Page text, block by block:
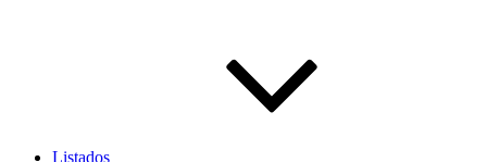
Listados